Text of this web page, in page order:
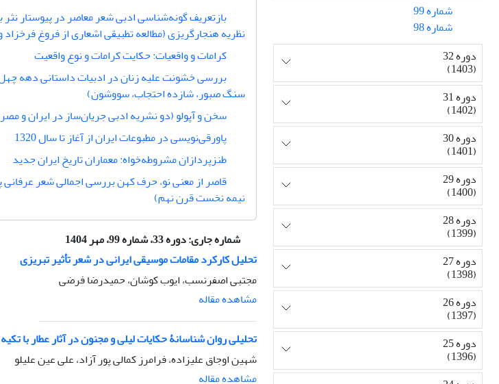
بازتعریف گونه‌شناسی ادبی شعر معاصر در پیوستار
نظریه هنجارگریزی (مطالعه تطبیقی اشعاری از فروغ
کرامات و واقعیات: حکایت کرامات و نوع واقعیت
بررسی خشونت علیه زنان در ادبیات داستانی دهه چهل
سنگ صبور، شازده احتجاب، سووشون)
سخن و آپولو (دو نشریه ادبی جریان‌ساز در ایران و
پاور‌قی‌نویسی در مطبوعات ایران از آغاز تا سال 1320
طنزپردازان مشروطه‌خواه: معماران تاریخ ایران جدید
قاصر از معنی نو، حرف کهن بررسی اجمالی شعر
نیمه نخست قرن نهم)
شماره جاری:دوره 33، شماره 99، مهر 1404
تحلیل کارکرد مقامات موسیقی ایرانی در شعر تأثیر تبریزی
مجتبی اصفرنسب، ایوب کوشان، حمیدرضا فرضی
مشاهده مقاله
تحلیلی روان شناسانۀ حکایات لیلی و مجنون در آثار عطار با
شهین اوجاق علیزاده، فرامرز کمالی پور آزاد، علی عین علیلو
مشاهده مقاله
شماره 99
شماره 98
دوره 32
(1403)
دوره 31
(1402)
دوره 30
(1401)
دوره 29
(1400)
دوره 28
(1399)
دوره 27
(1398)
دوره 26
(1397)
دوره 25
(1396)